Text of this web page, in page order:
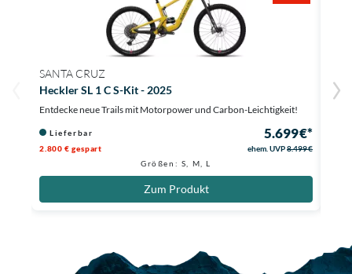
SANTA CRUZ
Heckler SL 1 C S-Kit - 2025
Entdecke neue Trails mit Motorpower und Carbon-Leichtigkeit!
Lieferbar 5.699 €*
2.800 € gespart ehem. UVP8.499 €
Größen: S, M, L
Zum Produkt